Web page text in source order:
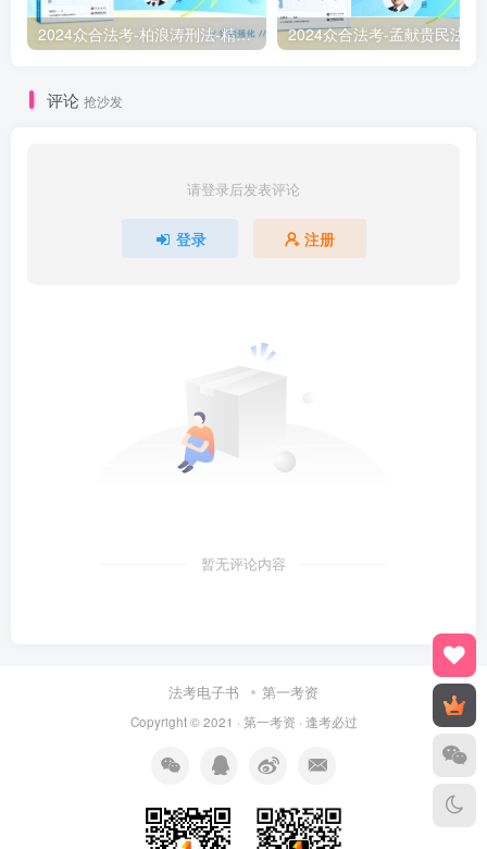
2024众合法考-柏浪涛刑法-精讲卷pdf电子版（附视频1-76全）
评论 抢沙发
请登录后发表评论
登录 注册
暂无评论内容
法考电子书 第一考资
Copyright © 2021 · 第一考资 · 逢考必过